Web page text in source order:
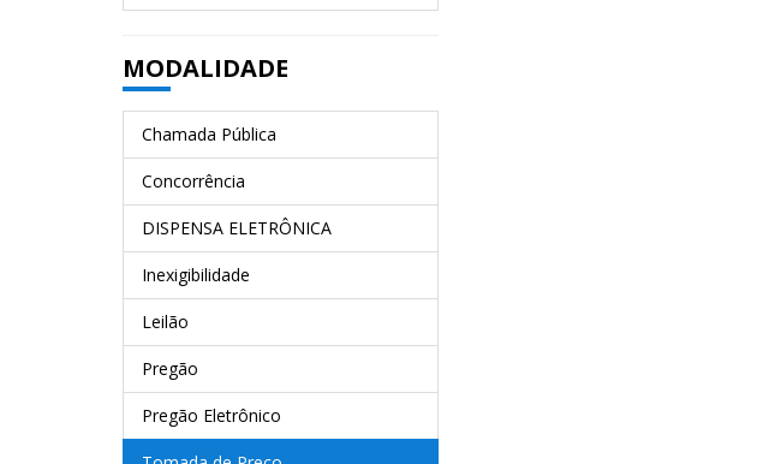
MODALIDADE
Chamada Pública
Concorrência
DISPENSA ELETRÔNICA
Inexigibilidade
Leilão
Pregão
Pregão Eletrônico